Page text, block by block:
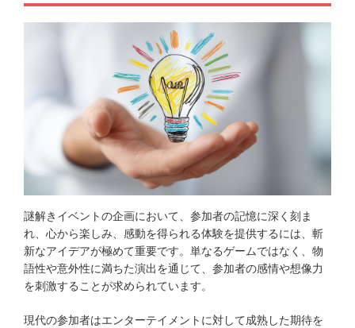
謎解きイベントの企画において、参加者の記憶に深く刻ま
れ、心から楽しみ、感動を得られる体験を提供するには、斬
新なアイデアが極めて重要です。単なるゲームではなく、物
語性や意外性に満ちた演出を通じて、参加者の感情や想像力
を刺激することが求められています。
現代の参加者はエンターテイメントに対して成熟した期待を